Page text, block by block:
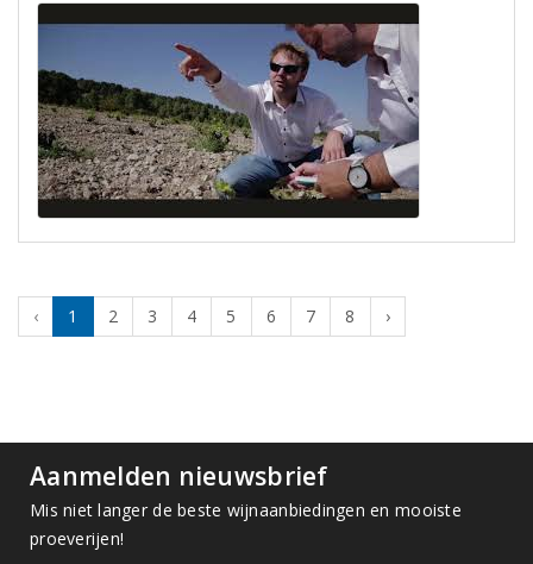
‹ 1 2 3 4 5 6 7 8 ›
Aanmelden nieuwsbrief
Mis niet langer de beste wijnaanbiedingen en mooiste
proeverijen!